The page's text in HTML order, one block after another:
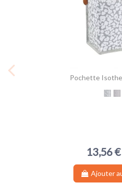
Pochette
13,56 €
Ajouter